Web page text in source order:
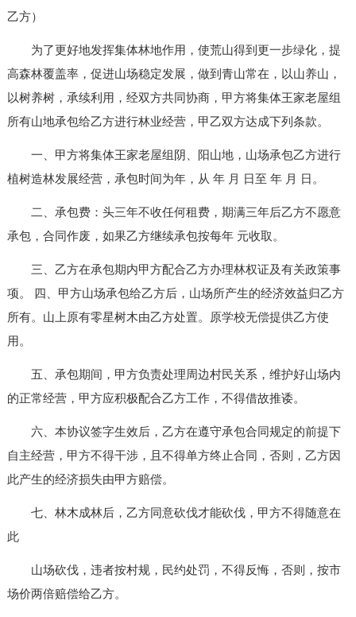
乙方）
为了更好地发挥集体林地作用，使荒山得到更一步绿化，提
高森林覆盖率，促进山场稳定发展，做到青山常在，以山养山，
以树养树，承续利用，经双方共同协商，甲方将集体王家老屋组
所有山地承包给乙方进行林业经营，甲乙双方达成下列条款。
一、甲方将集体王家老屋组阴、阳山地，山场承包乙方进行
植树造林发展经营，承包时间为年，从 年 月 日至 年 月 日。
二、承包费：头三年不收任何租费，期满三年后乙方不愿意
承包，合同作废，如果乙方继续承包按每年 元收取。
三、乙方在承包期内甲方配合乙方办理林权证及有关政策事
项。 四、甲方山场承包给乙方后，山场所产生的经济效益归乙方
所有。山上原有零星树木由乙方处置。原学校无偿提供乙方使
用。
五、承包期间，甲方负责处理周边村民关系，维护好山场内
的正常经营，甲方应积极配合乙方工作，不得借故推诿。
六、本协议签字生效后，乙方在遵守承包合同规定的前提下
自主经营，甲方不得干涉，且不得单方终止合同，否则，乙方因
此产生的经济损失由甲方赔偿。
七、林木成林后，乙方同意砍伐才能砍伐，甲方不得随意在
此
山场砍伐，违者按村规，民约处罚，不得反悔，否则，按市
场价两倍赔偿给乙方。